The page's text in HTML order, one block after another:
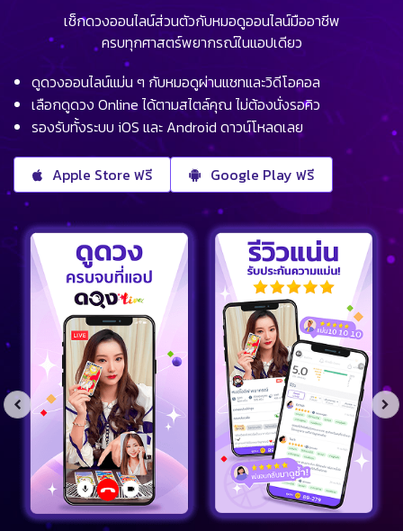
เช็กดวงออนไลน์ส่วนตัวกับหมอดูออนไลน์มืออาชีพ
ครบทุกศาสตร์พยากรณ์ในแอปเดียว
ดูดวงออนไลน์แม่น ๆ กับหมอดูผ่านแชทและวิดีโอคอล
เลือกดูดวง Online ได้ตามสไตล์คุณ ไม่ต้องนั่งรอคิว
รองรับทั้งระบบ iOS และ Android ดาวน์โหลดเลย
Apple Store ฟรี Google Play ฟรี